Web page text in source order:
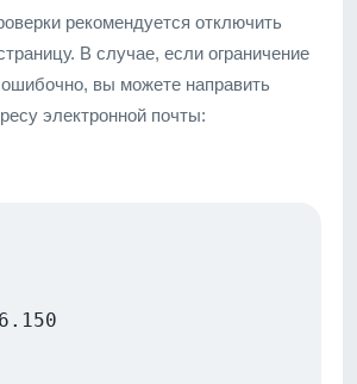
рекомендуется отключить
В случае, если ограничение
вы можете направить
электронной почты: